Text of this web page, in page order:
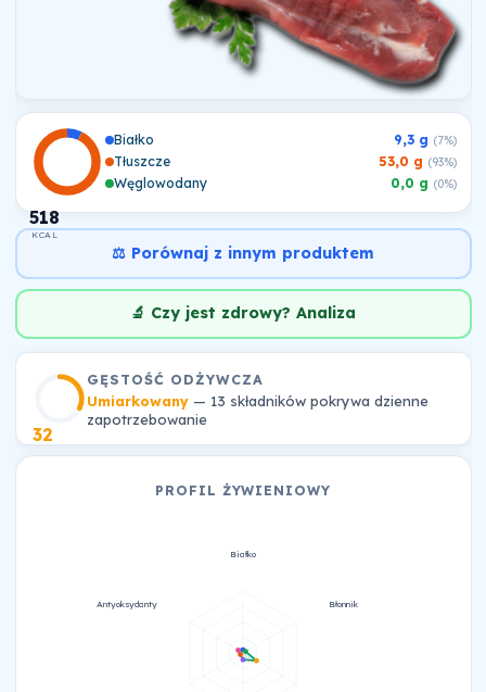
518
KCAL
Białko 9,3 g (7%)
Tłuszcze 53,0 g (93%)
Węglowodany 0,0 g (0%)
⚖️ Porównaj z innym produktem
🔬 Czy jest zdrowy? Analiza
32
GĘSTOŚĆ ODŻYWCZA
Umiarkowany— 13 składników pokrywa dzienne
zapotrzebowanie
PROFIL ŻYWIENIOWY
Białko
Błonnik
Antyoksydanty